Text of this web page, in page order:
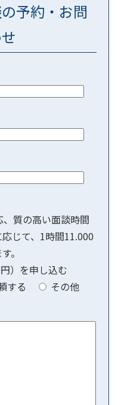
予約・お問
質の高い面談時間
じて、1時間11.000
。
）を申し込む
する
その他